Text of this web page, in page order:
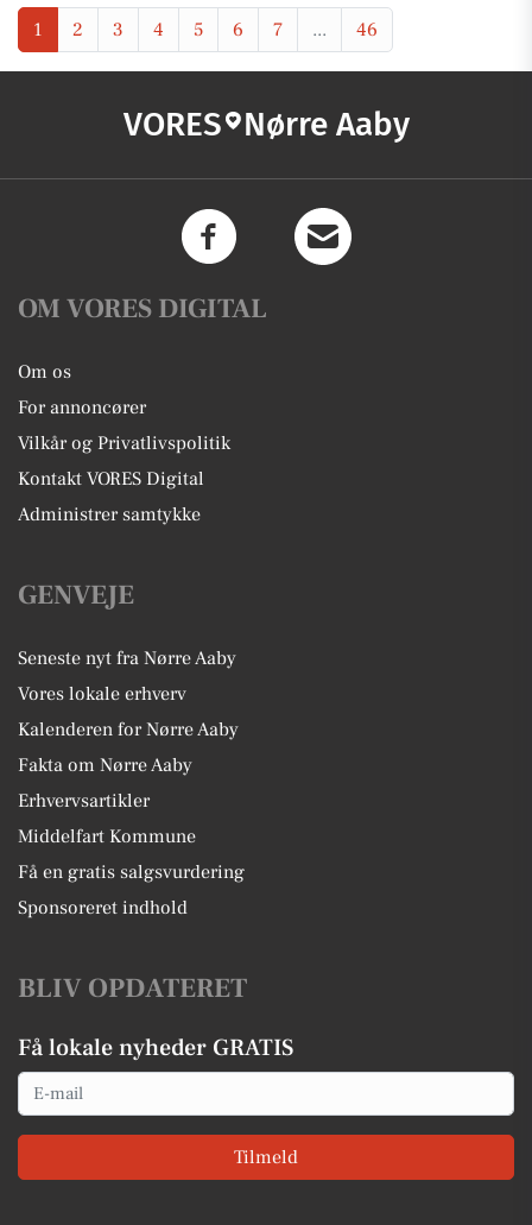
1 2 3 4 5 6 7 ... 46
VORES Nørre Aaby
OM VORES DIGITAL
Om os
For annoncører
Vilkår og Privatlivspolitik
Kontakt VORES Digital
Administrer samtykke
GENVEJE
Seneste nyt fra Nørre Aaby
Vores lokale erhverv
Kalenderen for Nørre Aaby
Fakta om Nørre Aaby
Erhvervsartikler
Middelfart Kommune
Få en gratis salgsvurdering
Sponsoreret indhold
BLIV OPDATERET
Få lokale nyheder GRATIS
Email
Tilmeld